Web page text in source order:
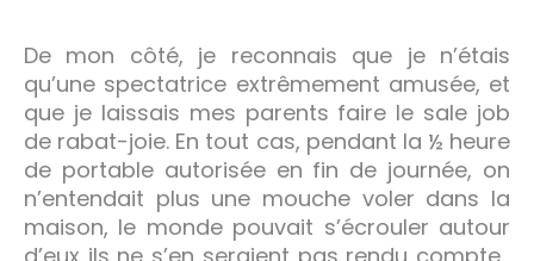
De mon côté, je reconnais que je n’étais
qu’une spectatrice extrêmement amusée, et
que je laissais mes parents faire le sale job
de rabat-joie. En tout cas, pendant la ½ heure
de portable autorisée en fin de journée, on
n’entendait plus une mouche voler dans la
maison, le monde pouvait s’écrouler autour